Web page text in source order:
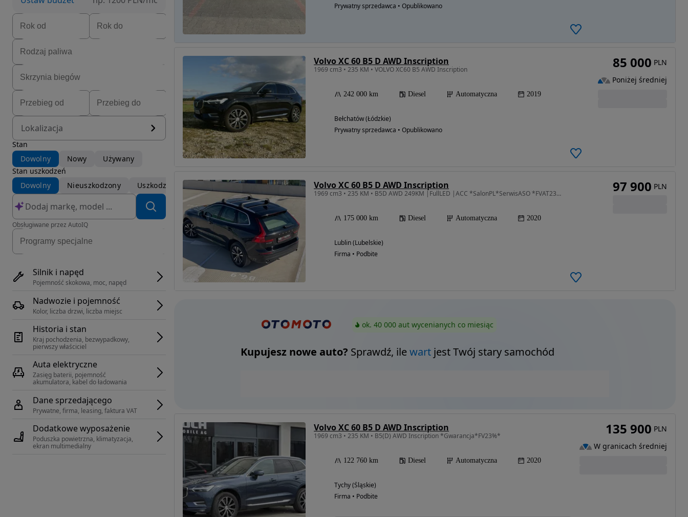
Lokalizacja
Stan
Dowolny
Nowy
Używany
Stan uszkodzeń
Dowolny
Nieuszkodzony Uszkodzony
Obsługiwane przez AutoIQ
Silnik i napęd
Pojemność skokowa, moc, napęd
Nadwozie i pojemność
Kolor, liczba drzwi, liczba miejsc
Historia i stan
Kraj pochodzenia, bezwypadkowy,
pierwszy właściciel
Auta elektryczne
Zasięg baterii, pojemność
akumulatora, kabel do ładowania
Dane sprzedającego
Prywatne, firma, leasing, faktura VAT
Dodatkowe wyposażenie
Poduszka powietrzna, klimatyzacja,
ekran multimedialny
Prywatny sprzedawca • Opublikowano
Volvo XC 60 B5 D AWD Inscription
1969 cm3 • 235 KM • VOLVO XC60 B5 AWD Inscription
242 000 km Diesel Automatyczna 2019
Bełchatów (Łódzkie)
Prywatny sprzedawca • Opublikowano
85 000 PLN
Poniżej średniej
Volvo XC 60 B5 D AWD Inscription
1969 cm3 • 235 KM • B5D AWD 249KM |FullLED |ACC *SalonPL*SerwisASO *FVAT23%+SuperLEASING
175 000 km Diesel Automatyczna 2020
Lublin (Lubelskie)
Firma • Podbite
97 900 PLN
ok. 40 000 aut wycenianych co miesiąc
Kupujesz nowe auto? Sprawdź, ilewartjest Twój stary samochód
Volvo XC 60 B5 D AWD Inscription
1969 cm3 • 235 KM • B5(D) AWD Inscription *Gwarancja*FV23%*
122 760 km Diesel Automatyczna 2020
Tychy (Śląskie)
Firma • Podbite
135 900 PLN
W granicach średniej